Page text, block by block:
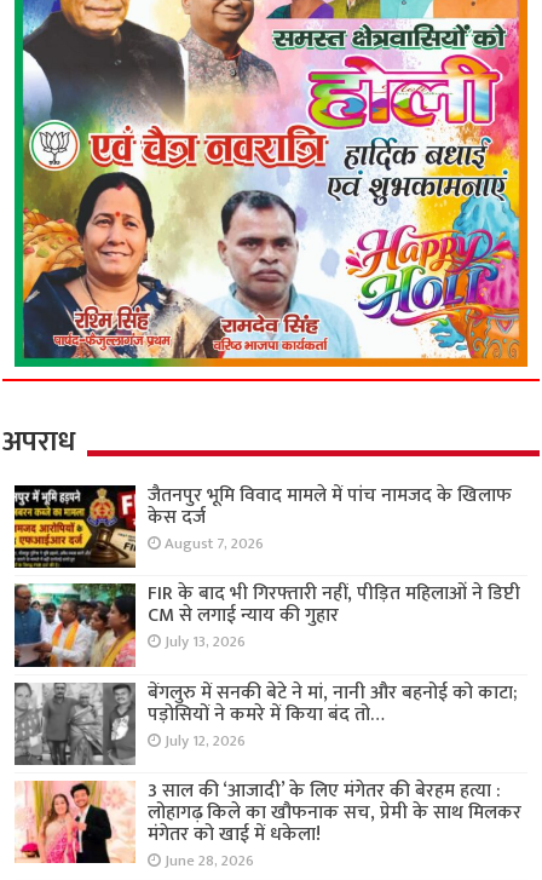
अपराध
जैतनपुर भूमि विवाद मामले में पांच नामजद के खिलाफ
केस दर्ज
August 7, 2026
FIR के बाद भी गिरफ्तारी नहीं, पीड़ित महिलाओं ने डिप्टी
CM से लगाई न्याय की गुहार
July 13, 2026
बेंगलुरु में सनकी बेटे ने मां, नानी और बहनोई को काटा;
पड़ोसियों ने कमरे में किया बंद तो…
July 12, 2026
3 साल की ‘आजादी’ के लिए मंगेतर की बेरहम हत्या :
लोहागढ़ किले का खौफनाक सच, प्रेमी के साथ मिलकर
मंगेतर को खाई में धकेला!
June 28, 2026